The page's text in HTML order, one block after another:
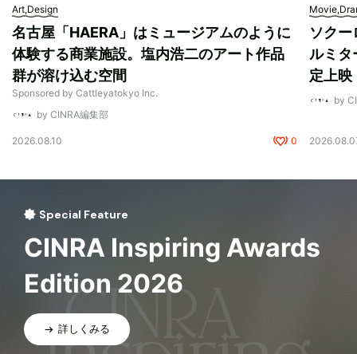
Art,Design
名古屋「HAERA」はミュージアムのように
体験する商業施設。塩内浩二のアート作品
群が溶け込む空間
Sponsored by Cattleyatokyo Inc.
by CINRA編集部
2026.08.10 0
ソク
ルミタ
定上映
by
Special Feature
CINRA Inspiring Awards
Edition 2026
詳しくみる